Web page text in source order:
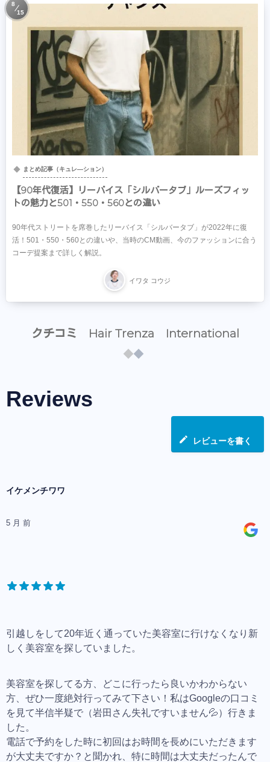
まとめ記事（キュレ―ション）
【90年代復活】リーバイス「シルバータブ」ルーズフィッ
トの魅力と501・550・560との違い
90年代ストリートを席巻したリーバイス「シルバータブ」が2022年に復
活！501・550・560との違いや、当時のCM動画、今のファッションに合う
コーデ提案まで詳しく解説。
イワタ コウジ
8
15
クチコミ Hair Trenza International
Reviews
レビューを書く
イケメンチワワ
5 月 前
引越しをして20年近く通っていた美容室に行けなくなり新
しく美容室を探していました。
美容室を探してる方、どこに行ったら良いかわからない
方、ぜひ一度絶対行ってみて下さい！私はGoogleの口コミ
を見て半信半疑で（岩田さん失礼ですいません💦）行きま
した。
電話で予約をした時に初回はお時間を長めにいただきます
が大丈夫ですか？と聞かれ、特に時間は大丈夫だったんで